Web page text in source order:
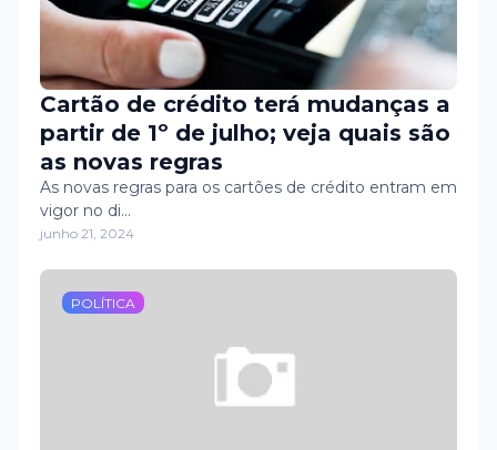
Cartão de crédito terá mudanças a
partir de 1º de julho; veja quais são
as novas regras
As novas regras para os cartões de crédito entram em
vigor no di…
junho 21, 2024
POLÍTICA